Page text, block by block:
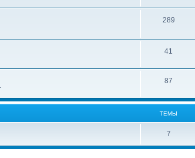
289
41
87
ТЕМЫ
7